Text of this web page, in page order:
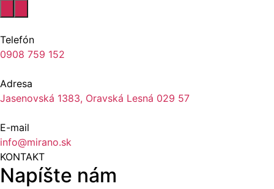
Telefón
0908 759 152
Adresa
Jasenovská 1383, Oravská Lesná 029 57
E-mail
info@mirano.sk
KONTAKT
Napíšte nám